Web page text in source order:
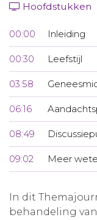
Hoofdstukken
00:00 Inleiding
00:30 Leefstijl
03:58
06:16
08:49
09:02 Meer
In dit
behandeling